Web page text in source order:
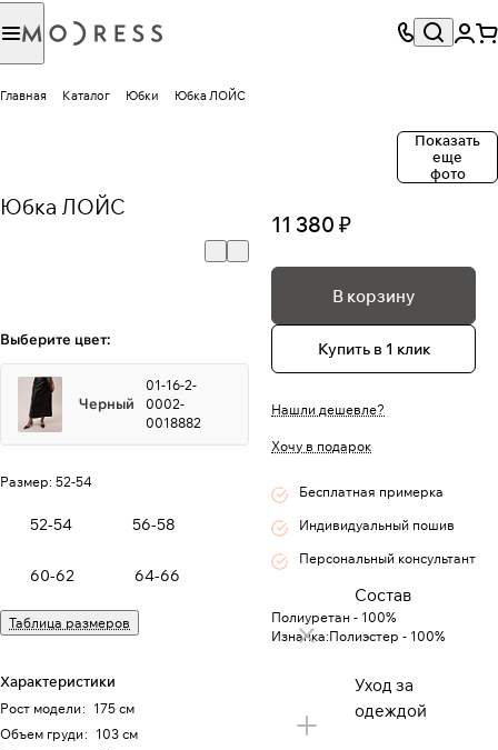
Главная Каталог Юбки Юбка ЛОЙС
Показать
еще
фото
Юбка ЛОЙС
Выберите цвет:
Черный
01-16-2-
0002-
0018882
Размер: 52-54
52-54 56-58
60-62 64-66
Таблица размеров
Характеристики
Рост модели: 175 см
Объем груди: 103 см
11 380 ₽
В корзину
Купить в 1 клик
Нашли дешевле?
Хочу в подарок
Бесплатная примерка
Индивидуальный пошив
Персональный консультант
Состав
Полиуретан - 100%
Изнанка:Полиэстер - 100%
Уход за
одеждой